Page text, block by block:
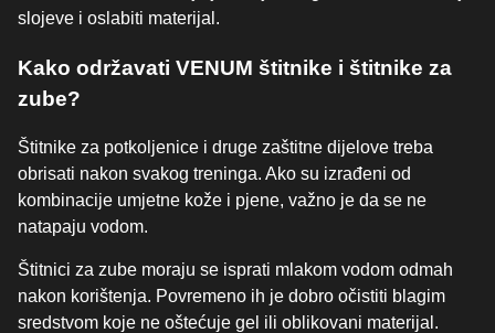
slojeve i oslabiti materijal.
Kako održavati VENUM štitnike i štitnike za
zube?
Štitnike za potkoljenice i druge zaštitne dijelove treba
obrisati nakon svakog treninga. Ako su izrađeni od
kombinacije umjetne kože i pjene, važno je da se ne
natapaju vodom.
Štitnici za zube moraju se isprati mlakom vodom odmah
nakon korištenja. Povremeno ih je dobro očistiti blagim
sredstvom koje ne oštećuje gel ili oblikovani materijal.